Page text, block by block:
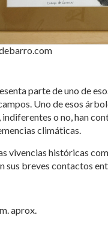
parte de uno de
Uno de esos
indiferentes o no, han
climáticas.
vivencias históricas
sus breves contactos
aprox.